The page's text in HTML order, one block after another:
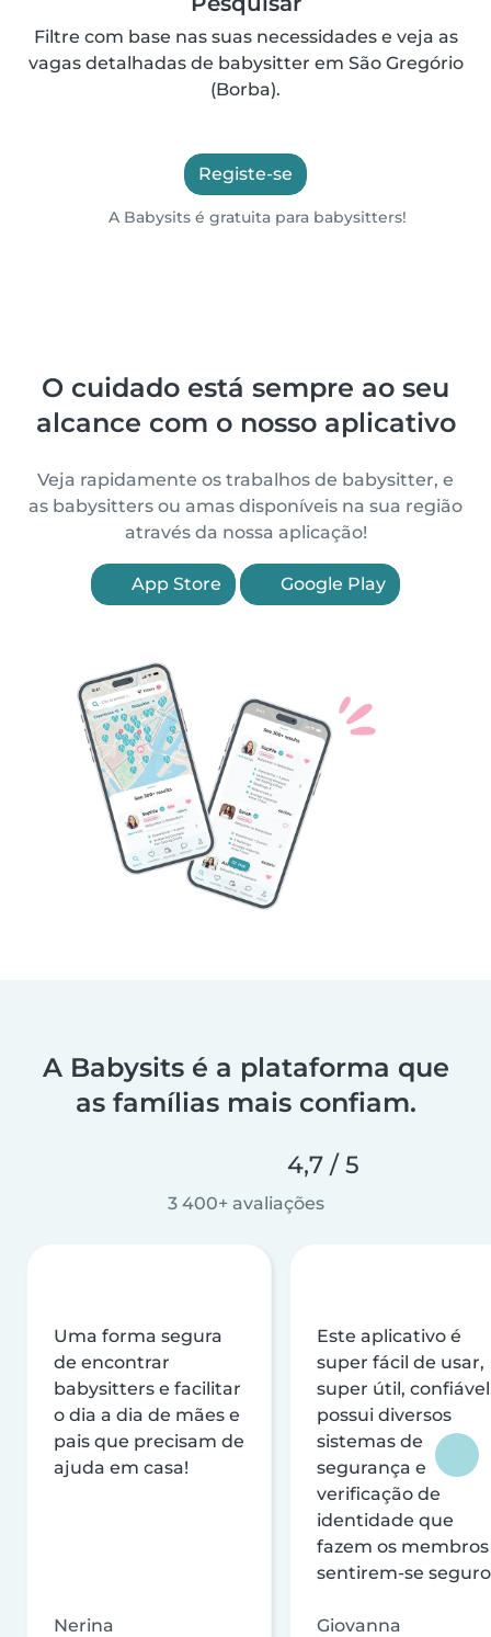
Filtre com base nas suas necessidades e veja as
vagas detalhadas de babysitter em São Gregório
(Borba).
Registe-se
A Babysits é gratuita para babysitters!
O cuidado está sempre ao seu
alcance com o nosso aplicativo
Veja rapidamente os trabalhos de babysitter, e
as babysitters ou amas disponíveis na sua região
através da nossa aplicação!
App Store Google Play
A Babysits é a plataforma que
as famílias mais confiam.
4,7 / 5
3 400+ avaliações
Uma forma segura
de encontrar
babysitters e facilitar
o dia a dia de mães e
pais que precisam de
ajuda em casa!
Nerina
Este aplicativo é
super fácil de usar,
super útil,
possui diversos
sistemas de
segurança e
verificação de
identidade que
fazem os membros
sentirem-se
Giovanna